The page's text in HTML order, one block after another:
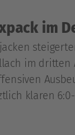
im
im dritten
klaren